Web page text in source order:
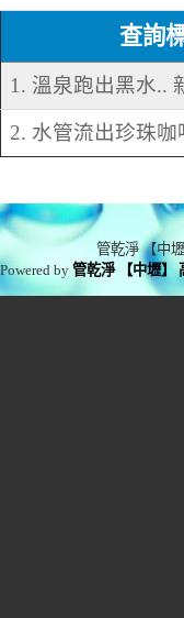
查詢
1. 溫泉跑出黑水..
2. 水管流出珍珠
管乾淨 【中
Powered by管乾淨 【中壢】